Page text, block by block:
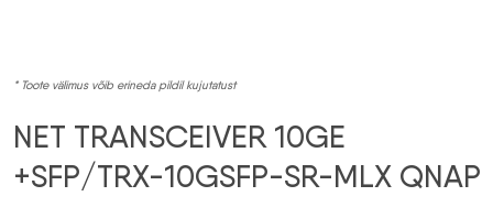
* Toote välimus võib erineda pildil kujutatust
NET TRANSCEIVER 10GE
+SFP/TRX-10GSFP-SR-MLX QNAP